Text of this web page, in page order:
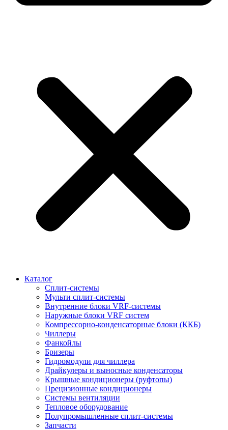
Каталог
Сплит-системы
Мульти сплит-системы
Внутренние блоки VRF-cистемы
Наружные блоки VRF cистем
Компрессорно-конденсаторные блоки (ККБ)
Чиллеры
Фанкойлы
Бризеры
Гидромодули для чиллера
Драйкулеры и выносные конденсаторы
Крышные кондиционеры (руфтопы)
Прецизионные кондиционеры
Системы вентиляции
Тепловое оборудование
Полупромышленные сплит-системы
Запчасти